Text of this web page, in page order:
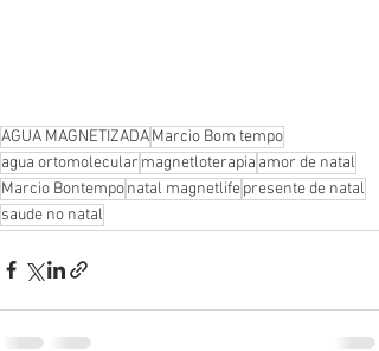
AGUA MAGNETIZADAMarcio Bom tempo
agua ortomolecular magnetloterapia amor de natal
Marcio Bontemponatal magnetlifepresente de natal
saude no natal